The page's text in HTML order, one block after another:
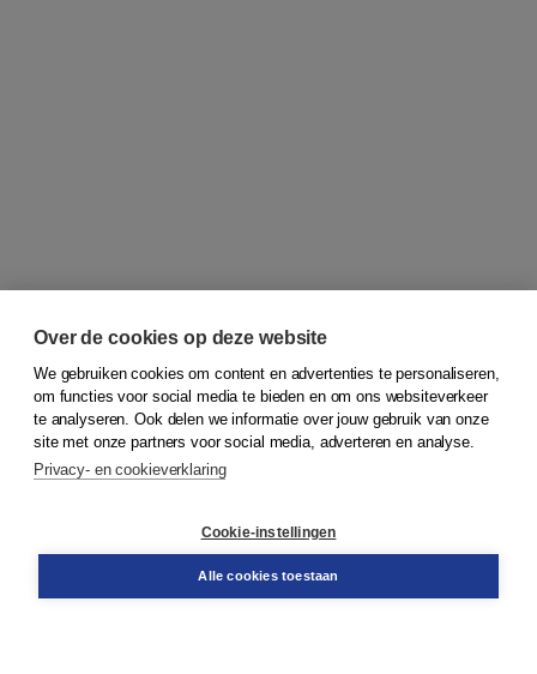
© 2026Koninklijke Boom uitgevers
Bestellen
Over de cookies op deze website
We gebruiken cookies om content en advertenties te personaliseren,
om functies voor social media te bieden en om ons websiteverkeer
te analyseren. Ook delen we informatie over jouw gebruik van onze
site met onze partners voor social media, adverteren en analyse.
Privacy- en cookieverklaring
Cookie-instellingen
Alle cookies toestaan